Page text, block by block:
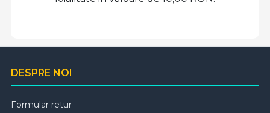
DESPRE NOI
Formular retur